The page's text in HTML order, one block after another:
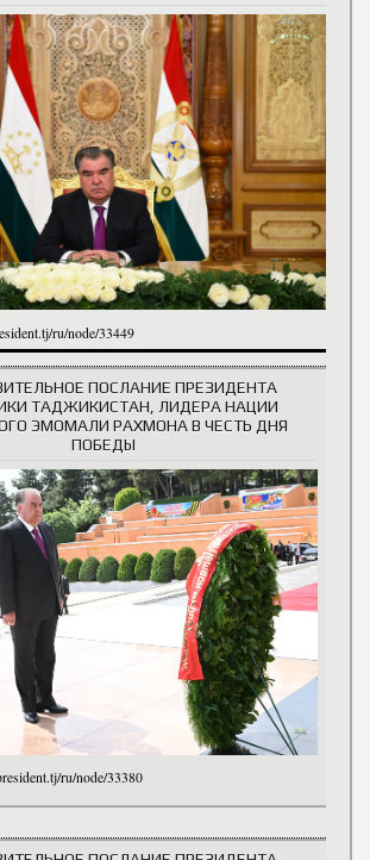
ru/node/33449
ПОСЛАНИЕ ПРЕЗИДЕНТА
ТАДЖИКИСТАН, ЛИДЕРА НАЦИИ
ЭМОМАЛИ РАХМОНА В ЧЕСТЬ ДНЯ
ПОБЕДЫ
ru/node/33380